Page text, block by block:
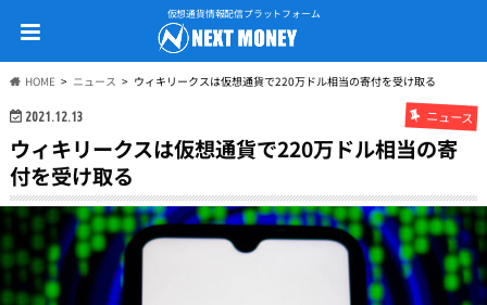
仮想通貨情報配信プラットフォーム
HOME ニュース ウィキリークスは仮想通貨で220万ドル相当の寄付を受け取る
2021.12.13 ニュース
ウィキリークスは仮想通貨で220万ドル相当の寄
付を受け取る